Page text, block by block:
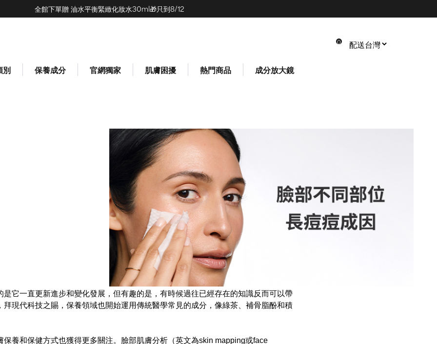
全館下單贈 油水平衡緊緻化妝水30ml🎁只到8/12
0
*您可在結帳頁面修改數量或刪除商品
別 保養成分 官網獨家 肌膚困擾 熱門商品 成分放大鏡
是它一直更新進步和變化發展，但有趣的是，有時候過往已經存在的知識反而可以帶
拜現代科技之賜，保養領域也開始運用傳統醫學常見的成分，像綠茶、補骨脂酚和積
保養和保健方式也獲得更多關注。臉部肌膚分析（英文為skin mapping或face